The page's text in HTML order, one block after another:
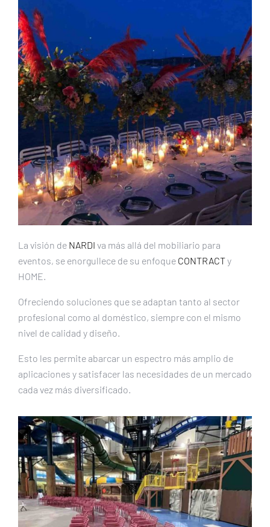
La visión de NARDI va más allá del mobiliario para
eventos, se enorgullece de su enfoque CONTRACTy
HOME.
Ofreciendo soluciones que se adaptan tanto al sector
profesional como al doméstico, siempre con el mismo
nivel de calidad y diseño.
Esto les permite abarcar un espectro más amplio de
aplicaciones y satisfacer las necesidades de un mercado
cada vez más diversificado.